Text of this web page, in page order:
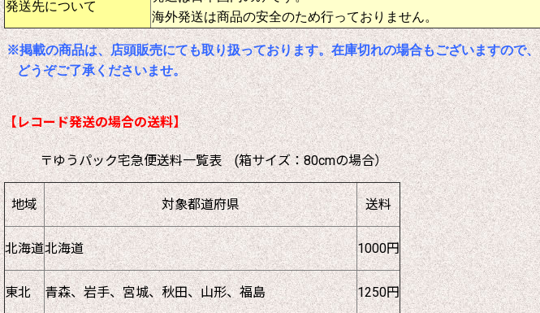
発送先について
海外発送は商品の安全のため行っておりません。
※掲載の商品は、店頭販売にても取り扱っております。在庫切れの場合もございますので、
どうぞご了承くださいませ。
【レコード発送の場合の送料】
〒ゆうパック宅急便送料一覧表 (箱サイズ：80cmの場合）
地域 対象都道府県 送料
北海道北海道 1000円
東北 青森、岩手、宮城、秋田、山形、福島 1250円